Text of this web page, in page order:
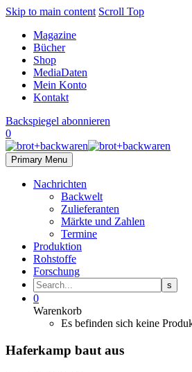
Skip to main content Scroll Top
Magazine
Bücher
Shop
MediaDaten
Mein Konto
Kontakt
Backspiegel abonnieren
0
Primary Menu
Nachrichten
Backwelt
Zulieferanten
Märkte und Zahlen
Termine
Produktion
Rohstoffe
Forschung
0
Warenkorb
Es befinden sich keine
Haferkamp baut aus